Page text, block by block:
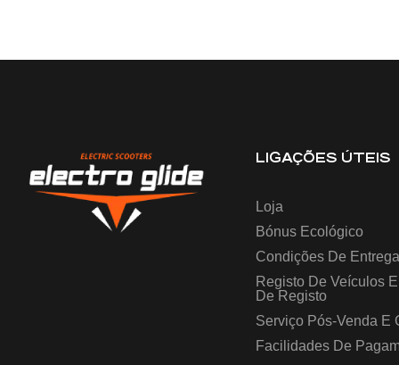
LIGAÇÕES ÚTEIS
Loja
Bónus Ecológico
Condições De Entrega
Registo De Veículos
De Registo
Serviço Pós-Venda E
Facilidades De